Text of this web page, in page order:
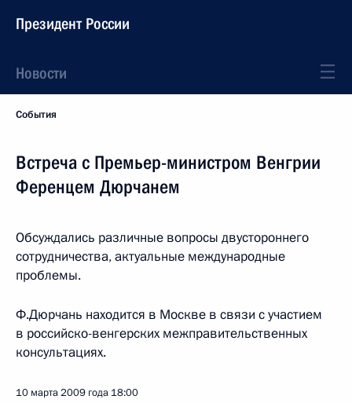
Президент России
Новости
События
Встреча с Премьер-министром Венгрии
Ференцем Дюрчанем
Обсуждались различные вопросы двустороннего
сотрудничества, актуальные международные
проблемы.
Ф.Дюрчань находится в Москве в связи с участием
в российско-венгерских межправительственных
консультациях.
10 марта 2009 года 18:00